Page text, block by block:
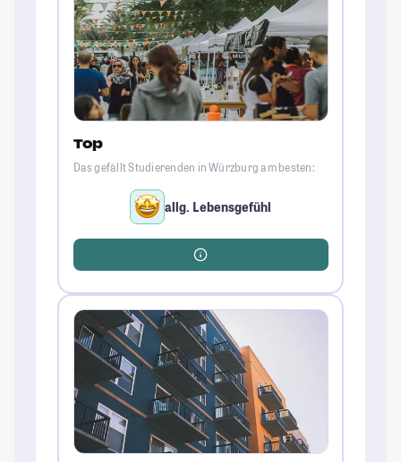
Top
Das gefällt Studierenden in Würzburg am besten:
allg. Lebensgefühl